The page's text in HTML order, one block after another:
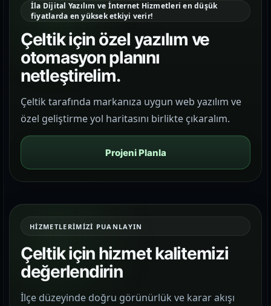
İla Dijital Yazılım ve İnternet Hizmetleri en düşük
fiyatlarda en yüksek etkiyi verir!
Çeltik için özel yazılım ve
otomasyon planını
netleştirelim.
Çeltik tarafında markanıza uygun web yazılım ve
özel geliştirme yol haritasını birlikte çıkaralım.
Projeni Planla
HIZMETLERIMIZI PUANLAYIN
Çeltik için hizmet kalitemizi
değerlendirin
İlçe düzeyinde doğru görünürlük ve karar akışı